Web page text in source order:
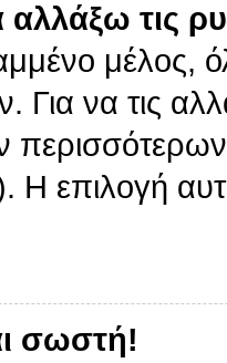
τις
μέλος,
να τις
Η επιλογή
σωστή!